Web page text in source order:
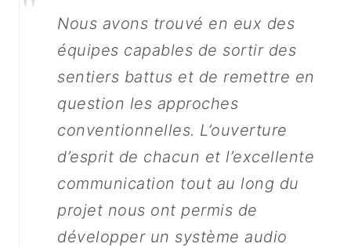
Nous avons trouvé en eux des
équipes capables de sortir des
sentiers battus et de remettre en
question les approches
conventionnelles. L’ouverture
d’esprit de chacun et l’excellente
communication tout au long du
projet nous ont permis de
développer un système audio